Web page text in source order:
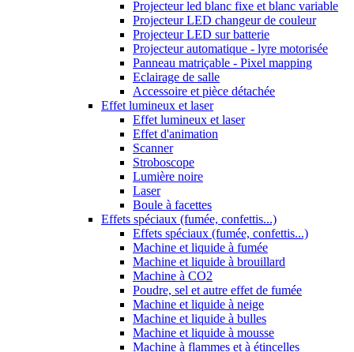
Projecteur led blanc fixe et blanc variable
Projecteur LED changeur de couleur
Projecteur LED sur batterie
Projecteur automatique - lyre motorisée
Panneau matriçable - Pixel mapping
Eclairage de salle
Accessoire et pièce détachée
Effet lumineux et laser
Effet lumineux et laser
Effet d'animation
Scanner
Stroboscope
Lumière noire
Laser
Boule à facettes
Effets spéciaux (fumée, confettis...)
Effets spéciaux (fumée, confettis...)
Machine et liquide à fumée
Machine et liquide à brouillard
Machine à CO2
Poudre, sel et autre effet de fumée
Machine et liquide à neige
Machine et liquide à bulles
Machine et liquide à mousse
Machine à flammes et à étincelles